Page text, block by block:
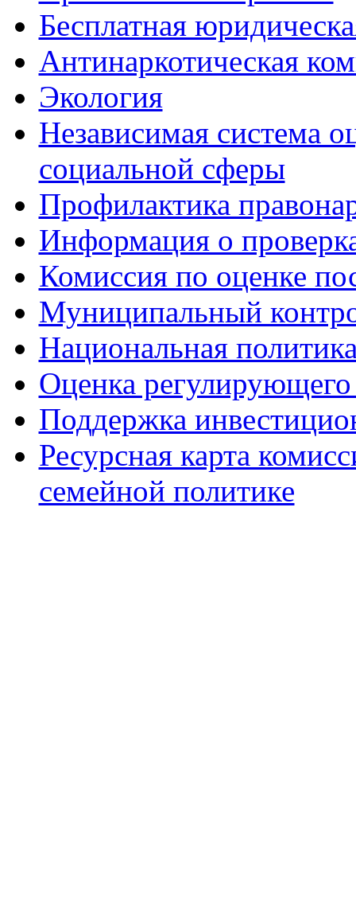
Бесплатная
Антинаркотическая
Экология
Независимая система
социальной сферы
Профилактика
Информация о
Комиссия по оценке
Муниципальный
Национальная
Оценка регулирующего
Поддержка
Ресурсная карта
семейной политике